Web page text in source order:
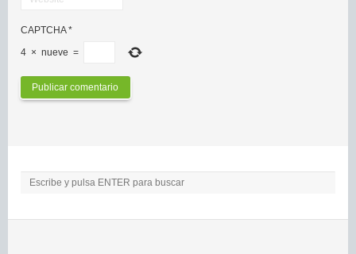
CAPTCHA*
4 × nueve =